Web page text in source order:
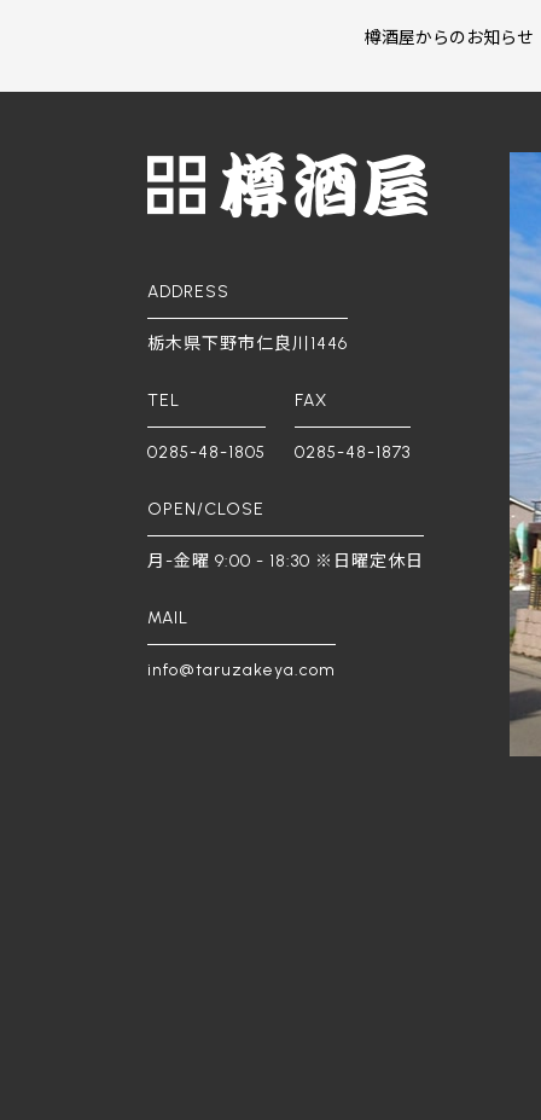
樽酒屋からのお知らせ
ADDRESS
栃木県下野市仁良川1446
TEL
0285-48-1805
FAX
0285-48-1873
OPEN/CLOSE
月-金曜 9:00 - 18:30 ※日曜定休日
MAIL
info@taruzakeya.com